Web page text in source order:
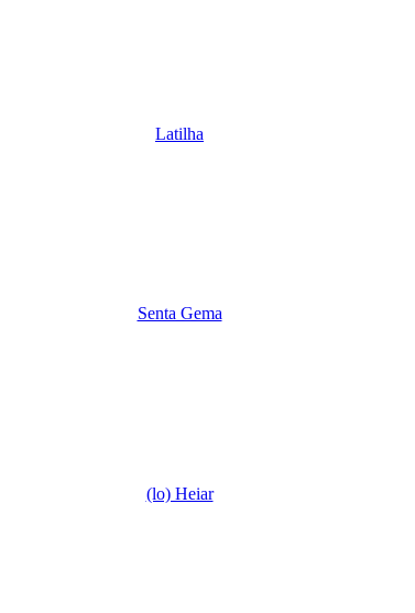
Latilha
Senta Gema
(lo) Heiar